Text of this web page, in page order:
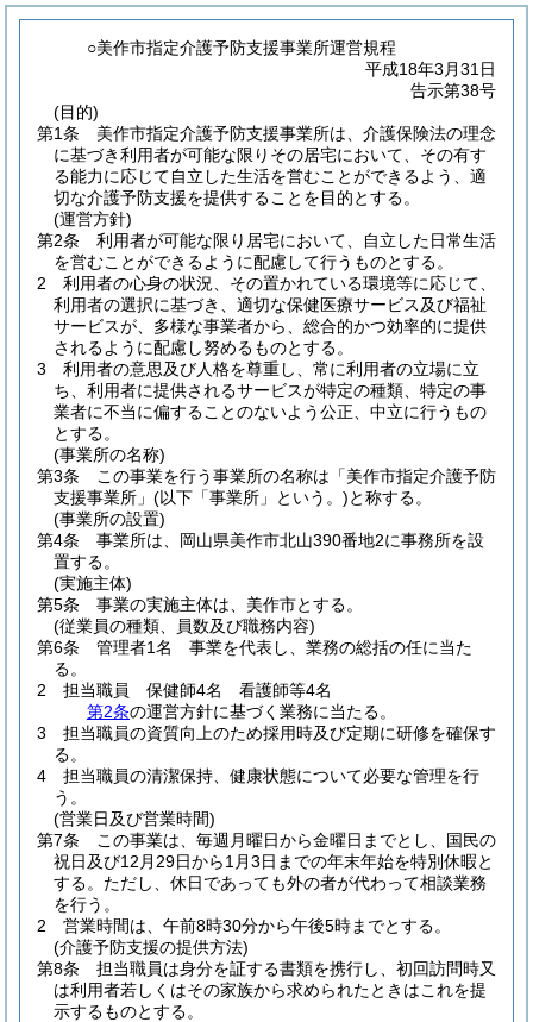
○美作市指定介護予防支援事業所運営規程
平成18年3月31日
告示第38号
(目的)
第1条
美作市指定介護予防支援事業所は、介護保険法の理念
に基づき利用者が可能な限りその居宅において、その有す
る能力に応じて自立した生活を営むことができるよう、適
切な介護予防支援を提供することを目的とする。
(運営方針)
第2条
利用者が可能な限り居宅において、自立した日常生活
を営むことができるように配慮して行うものとする。
2
利用者の心身の状況、その置かれている環境等に応じて、
利用者の選択に基づき、適切な保健医療サービス及び福祉
サービスが、多様な事業者から、総合的かつ効率的に提供
されるように配慮し努めるものとする。
3
利用者の意思及び人格を尊重し、常に利用者の立場に立
ち、利用者に提供されるサービスが特定の種類、特定の事
業者に不当に偏することのないよう公正、中立に行うもの
とする。
(事業所の名称)
第3条
この事業を行う事業所の名称は「美作市指定介護予防
支援事業所」 (以下「事業所」という。)と称する。
(事業所の設置)
第4条
事業所は、岡山県美作市北山390番地2に事務所を設
置する。
(実施主体)
第5条
事業の実施主体は、美作市とする。
(従業員の種類、員数及び職務内容)
第6条
管理者1名 事業を代表し、業務の総括の任に当た
る。
2
担当職員 保健師4名 看護師等4名
第2条の運営方針に基づく業務に当たる。
3
担当職員の資質向上のため採用時及び定期に研修を確保す
る。
4
担当職員の清潔保持、健康状態について必要な管理を行
う。
(営業日及び営業時間)
第7条
この事業は、毎週月曜日から金曜日までとし、国民の
祝日及び12月29日から1月3日までの年末年始を特別休暇と
する。 ただし、休日であっても外の者が代わって相談業務
を行う。
2
営業時間は、午前8時30分から午後5時までとする。
(介護予防支援の提供方法)
第8条
担当職員は身分を証する書類を携行し、初回訪問時又
は利用者若しくはその家族から求められたときはこれを提
示するものとする。